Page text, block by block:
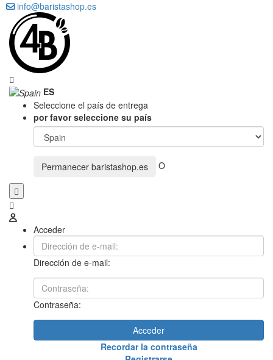
info@baristashop.es
ES
Seleccione el país de entrega
por favor seleccione su país
Permanecer baristashop.es O
Acceder
Dirección de e-mail:
Contraseña:
Acceder
Recordar la contraseña